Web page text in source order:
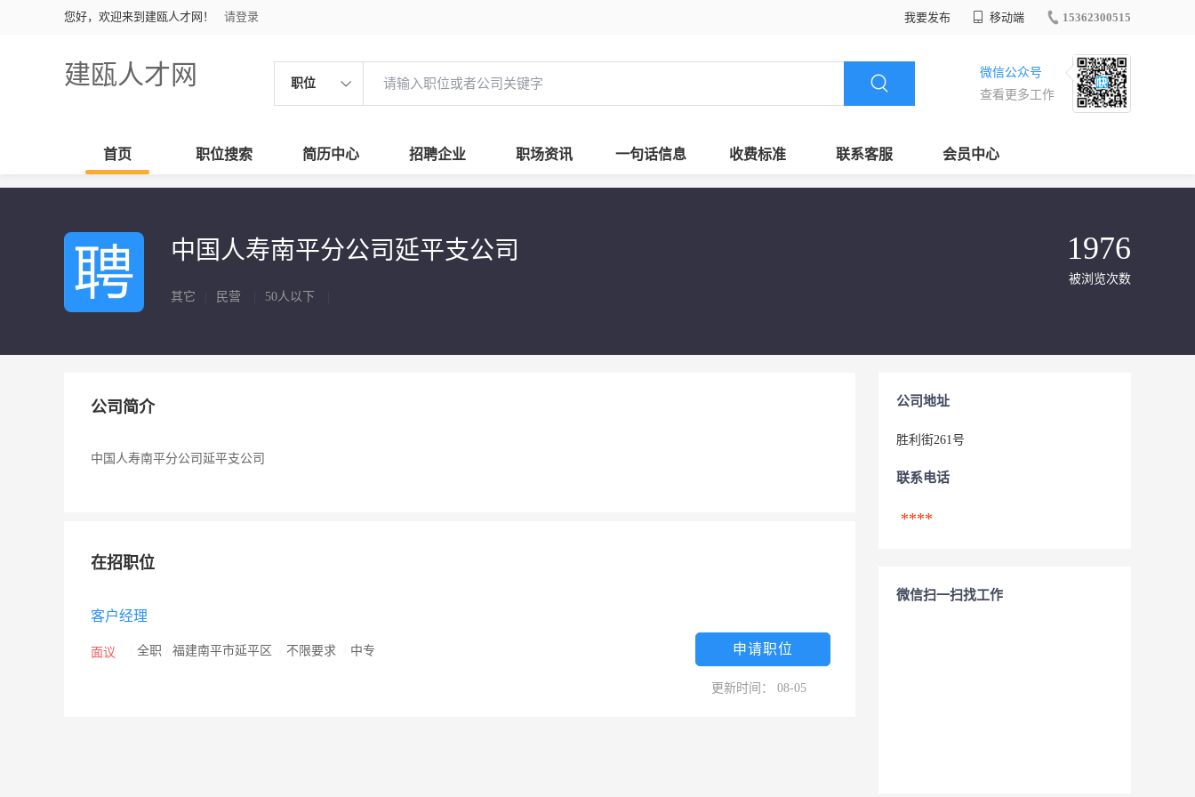
您好，欢迎来到建瓯人才网！ 请登录 我要发布 移动端 15362300515
建瓯人才网 职位
微信公众号
查看更多工作
首页 职位搜索 简历中心 招聘企业 职场资讯 一句话信息 收费标准 联系客服 会员中心
中国人寿南平分公司延平支公司
其它 民营 50人以下
1976
被浏览次数
公司简介
中国人寿南平分公司延平支公司
在招职位
客户经理
面议 全职 福建南平市延平区 不限要求 中专 申请职位
更新时间： 08-05
公司地址
胜利街261号
联系电话
****
微信扫一扫找工作